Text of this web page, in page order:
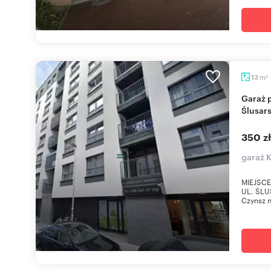
13 m2
Garaż podziemny 13 m² w Krakowie (Podgórze,
350
garaż
UL.
Czynsz